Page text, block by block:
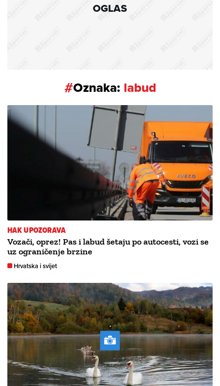
OGLAS
#Oznaka: labud
HAK UPOZORAVA
Vozači, oprez! Pas i labud šetaju po autocesti, vozi se
uz ograničenje brzine
Hrvatska i svijet